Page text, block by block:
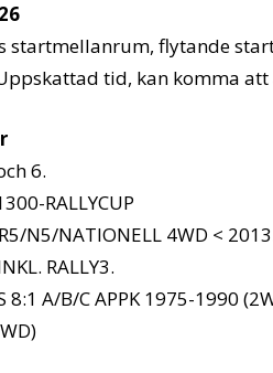
startmellanrum, flytande
tid, kan komma att
6.
RALLYCUP
N5/NATIONELL 4WD <
RALLY3.
8:1 A/B/C APPK 1975-1990